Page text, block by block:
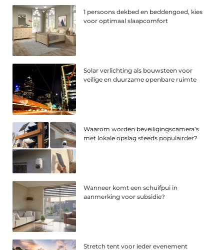
1 persoons dekbed en beddengoed, kies
voor optimaal slaapcomfort
Solar verlichting als bouwsteen voor
veilige en duurzame openbare ruimte
Waarom worden beveiligingscamera’s
met lokale opslag steeds populairder?
Wanneer komt een schuifpui in
aanmerking voor subsidie?
Stretch tent voor ieder evenement